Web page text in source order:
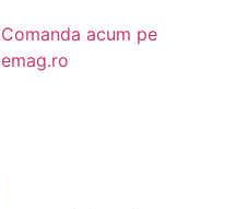
Comanda acum pe
emag.ro